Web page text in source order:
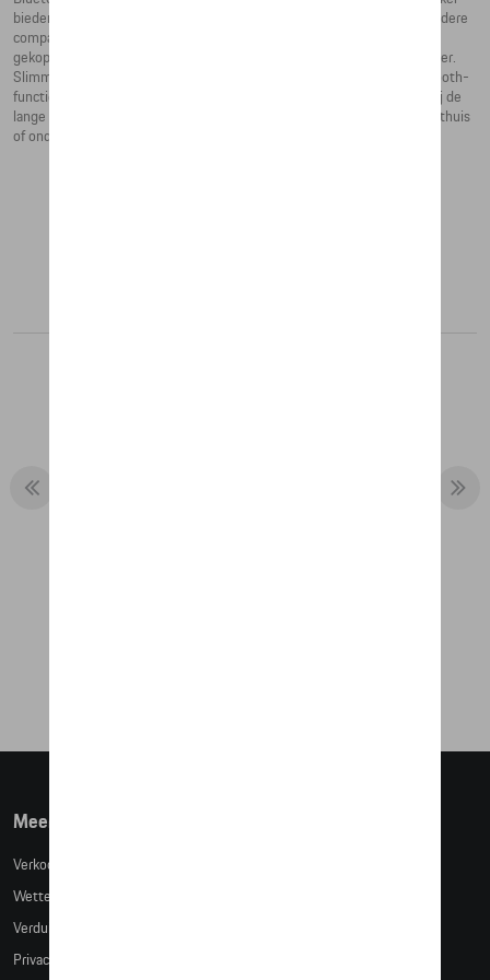
bieden een helder en nauwkeurig geluid. Extra 911 Speakers 2.0 en andere
compatibele geluidsproducten van Porsche Lifestyle kunnen worden
gekoppeld met de geïntegreerde draadloze technologie voor in de kamer.
Slimme NFC-technologie is een aanvulling op de conventionele Bluetooth-
functie, voor snel en eenvoudig koppelen met een smartphone. Dankzij de
lange levensduur van de batterij kun je tot 16 uur draadloos streamen, thuis
of onderweg met de praktische transportkoffer.
Meer info
Verkoopsvoorwaarden
Wettelijke bepalingen
Verduidelijking kledingmaten
Privacybeleid